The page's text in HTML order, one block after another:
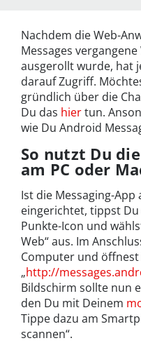
Nachdem die Web-
Messages
ausgerollt wurde, hat
darauf Zugriff.
gründlich über die
Du das hiertun.
wie Du Android
So nutzt Du
am PC oder
Ist die Messaging-App
eingerichtet, tippst
Punkte-Icon und
Web“ aus. Im
Computer und
„http://
Bildschirm sollte nun
den Du mit Deinem
Tippe dazu am
scannen“.